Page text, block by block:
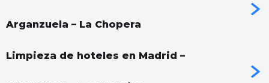
Arganzuela – La Chopera
Limpieza de hoteles en Madrid –